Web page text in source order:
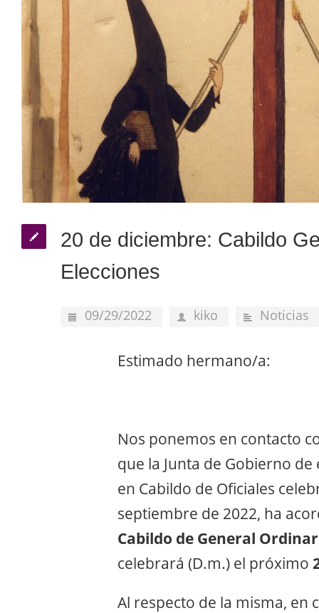
20 de diciembre: Cabildo
Elecciones
09/29/2022 kiko Noticias
Estimado hermano/a:
Nos ponemos en contacto
que la Junta de Gobierno
en Cabildo de Oficiales
septiembre de 2022, ha
Cabildo de General
celebrará (D.m.) el próximo
Al respecto de la misma,